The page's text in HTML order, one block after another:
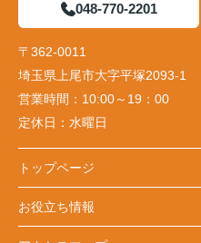
048-770-2201
〒362-0011
埼玉県上尾市大字平塚2093-1
営業時間： 10:00～19：00
定休日： 水曜日
トップページ
お役立ち情報